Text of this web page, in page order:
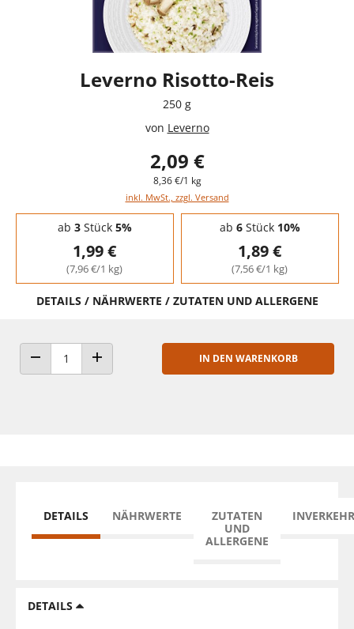
Leverno Risotto-Reis
250 g
von Leverno
2,09 €
8,36 €/1 kg
inkl. MwSt., zzgl. Versand
Staffelpreise - Mengenrabatt
ab 3Stück 5%
1,99 €
(7,96 €/1 kg)
ab 6Stück 10%
1,89 €
(7,56 €/1 kg)
DETAILS / NÄHRWERTE / ZUTATEN UND ALLERGENE
ANZAHL VERRINGERNANZAHL ERHÖHEN
IN DEN WARENKORB
DETAILS NÄHRWERTE
ZUTATEN
UND
ALLERGENE
DETAILS